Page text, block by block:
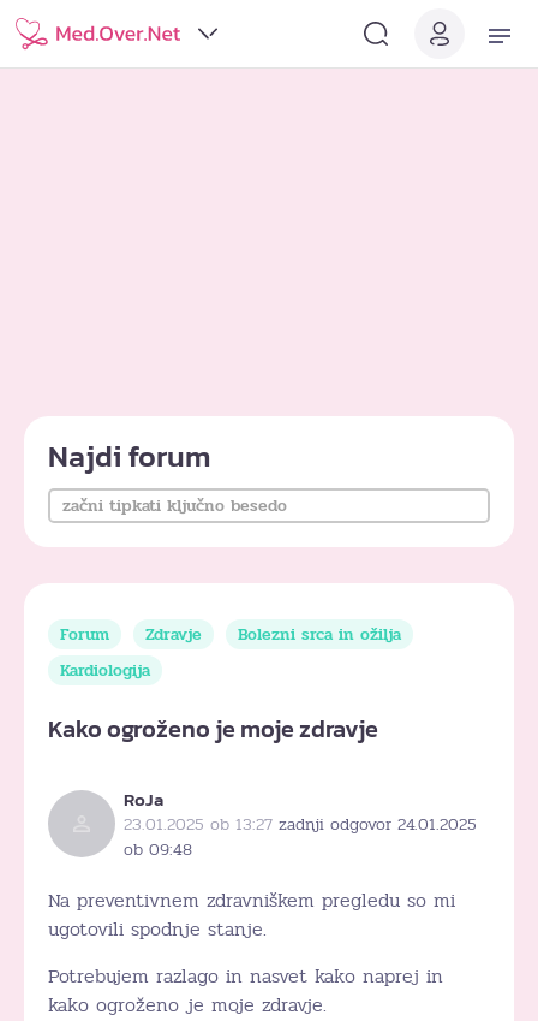
Najdi forum
Forum Zdravje
Bolezni srca in ožilja
Kardiologija
Kako ogroženo je moje zdravje
RoJa
23.01.2025 ob 13:27 zadnji odgovor 24.01.2025
ob 09:48
Na preventivnem zdravniškem pregledu so mi
ugotovili spodnje stanje.
Potrebujem razlago in nasvet kako naprej in
kako ogroženo je moje zdravje.